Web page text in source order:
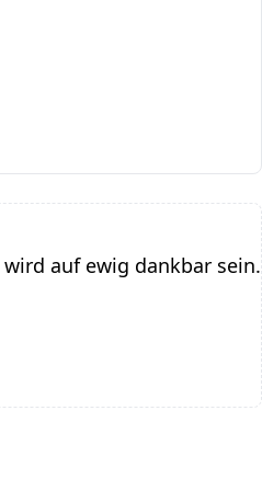
wird auf ewig dankbar sein.